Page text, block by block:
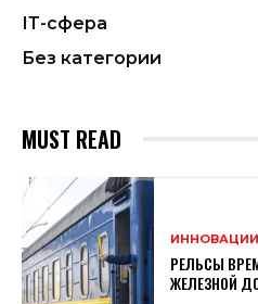
ІТ-сфера
Без категории
MUST READ
ИННОВАЦИИ
РЕЛЬСЫ
ЖЕЛЕЗНОЙ